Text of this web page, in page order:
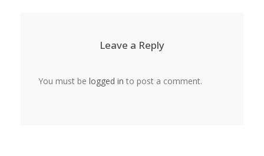
Leave a Reply
You must be logged in to post a comment.